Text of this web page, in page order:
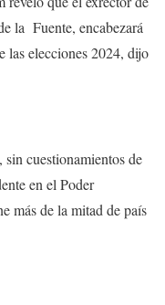
la Fuente, encabezará
las elecciones 2024, dijo
cuestionamientos de
en el Poder
más de la mitad de país